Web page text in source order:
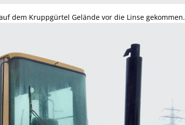
dem Kruppgürtel Gelände vor die Linse gekommen.